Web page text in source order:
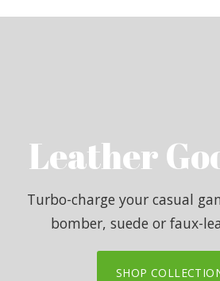
Leather
Turbo-charge your casual
bomber, suede or faux-
SHOP